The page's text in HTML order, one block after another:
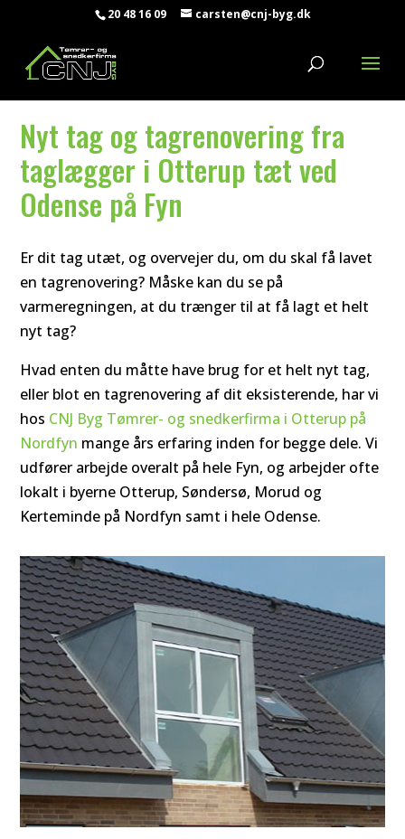
20 48 16 09 carsten@cnj-byg.dk
Nyt tag og tagrenovering fra
taglægger i Otterup tæt ved
Odense på Fyn
Er dit tag utæt, og overvejer du, om du skal få lavet
en tagrenovering? Måske kan du se på
varmeregningen, at du trænger til at få lagt et helt
nyt tag?
Hvad enten du måtte have brug for et helt nyt tag,
eller blot en tagrenovering af dit eksisterende, har vi
hos CNJ Byg Tømrer- og snedkerfirma i Otterup på
Nordfyn mange års erfaring inden for begge dele. Vi
udfører arbejde overalt på hele Fyn, og arbejder ofte
lokalt i byerne Otterup, Søndersø, Morud og
Kerteminde på Nordfyn samt i hele Odense.